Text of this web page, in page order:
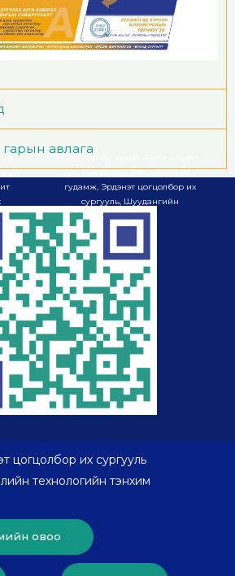
гарын авлага
сум, Шагдарын Отгонбилэгийн
гудамж, Эрдэнэт цогцолбор их
сургууль, Шуудангийн
хайрцаг-985
цогцолбор их сургууль
технологийн тэнхим
овоо